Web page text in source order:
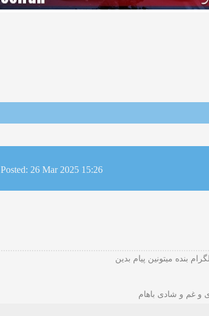
Posted: 26 Mar 2025 15:26
بنده میتونین پیام بدین
و غم و شادی باهام